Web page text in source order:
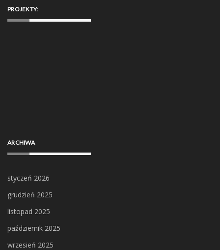
PROJEKTY:
ARCHIWA
styczeń 2026
grudzień 2025
listopad 2025
październik 2025
wrzesień 2025